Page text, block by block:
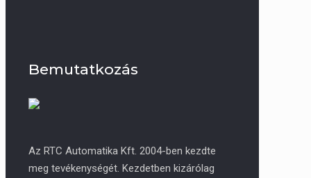
Bemutatkozás
Az RTC Automatika Kft. 2004-ben kezdte
meg tevékenységét. Kezdetben kizárólag